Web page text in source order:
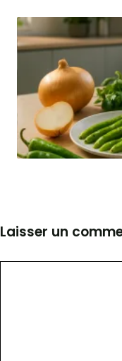
Laisser un